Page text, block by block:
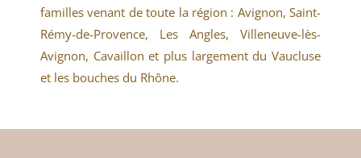
familles venant de toute la région : Avignon, Saint-
Rémy-de-Provence, Les Angles, Villeneuve-lès-
Avignon, Cavaillon et plus largement du Vaucluse
et les bouches du Rhône.